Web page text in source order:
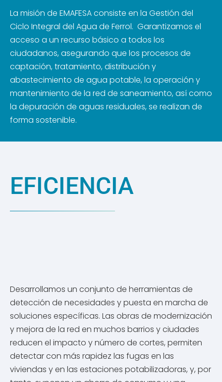
La misión de EMAFESA consiste en la Gestión del
Ciclo Integral del Agua de Ferrol. Garantizamos el
acceso a un recurso básico a todos los
ciudadanos, asegurando que los procesos de
captación, tratamiento, distribución y
abastecimiento de agua potable, la operación y
mantenimiento de la red de saneamiento, así como
la depuración de aguas residuales, se realizan de
forma sostenible.
EFICIENCIA
Desarrollamos un conjunto de herramientas de
detección de necesidades y puesta en marcha de
soluciones específicas. Las obras de modernización
y mejora de la red en muchos barrios y ciudades
reducen el impacto y número de cortes, permiten
detectar con más rapidez las fugas en las
viviendas y en las estaciones potabilizadoras, y, por